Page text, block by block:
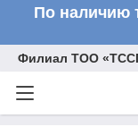
По наличию
Филиал ТОО «ТССП